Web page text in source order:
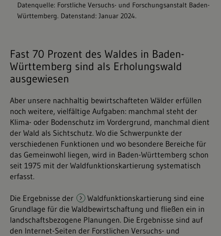
Fast 70 Prozent des Waldes in Baden-
Württemberg sind als Erholungswald
ausgewiesen
Aber unsere nachhaltig bewirtschafteten Wälder erfüllen
noch weitere, vielfältige Aufgaben: manchmal steht der
Klima- oder Bodenschutz im Vordergrund, manchmal dient
der Wald als Sichtschutz. Wo die Schwerpunkte der
verschiedenen Funktionen und wo besondere Bereiche für
das Gemeinwohl liegen, wird in Baden-Württemberg schon
seit 1975 mit der Waldfunktionskartierung systematisch
erfasst.
Die Ergebnisse der Waldfunktionskartierung sind eine
Grundlage für die Waldbewirtschaftung und fließen ein in
landschaftsbezogene Planungen. Die Ergebnisse sind auf
den Internet-Seiten der Forstlichen Versuchs- und